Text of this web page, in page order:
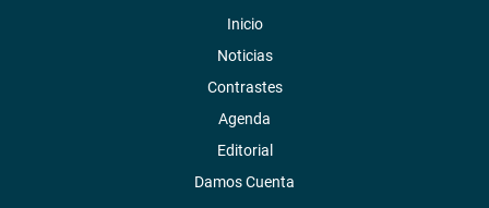
Inicio
Noticias
Contrastes
Agenda
Editorial
Damos Cuenta